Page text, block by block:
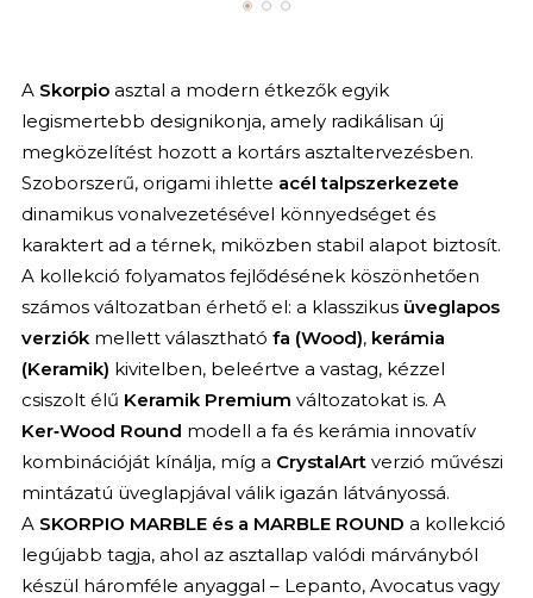
A Skorpioasztal a modern étkezők egyik
legismertebb designikonja, amely radikálisan új
megközelítést hozott a kortárs asztaltervezésben.
Szoborszerű, origami ihlette acél talpszerkezete
dinamikus vonalvezetésével könnyedséget és
karaktert ad a térnek, miközben stabil alapot biztosít.
A kollekció folyamatos fejlődésének köszönhetően
számos változatban érhető el: a klasszikus üveglapos
verziókmellett választható fa (Wood), kerámia
(Keramik) kivitelben, beleértve a vastag, kézzel
csiszolt élű Keramik Premium változatokat is. A
Ker‑Wood Round modell a fa és kerámia innovatív
kombinációját kínálja, míg a CrystalArtverzió művészi
mintázatú üveglapjával válik igazán látványossá.
A SKORPIO MARBLE és a MARBLE ROUND a kollekció
legújabb tagja, ahol az asztallap valódi márványból
készül háromféle anyaggal – Lepanto, Avocatus vagy